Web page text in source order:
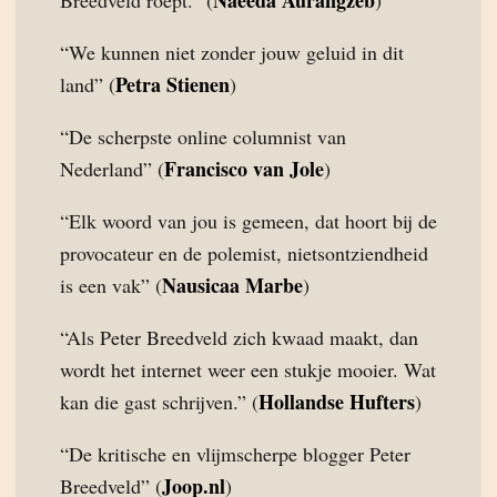
“We kunnen niet zonder jouw geluid in dit
land” (Petra Stienen)
“De scherpste online columnist van
Nederland” (Francisco van Jole)
“Elk woord van jou is gemeen, dat hoort bij de
provocateur en de polemist, nietsontziendheid
is een vak” (Nausicaa Marbe)
“Als Peter Breedveld zich kwaad maakt, dan
wordt het internet weer een stukje mooier. Wat
kan die gast schrijven.” (Hollandse Hufters)
“De kritische en vlijmscherpe blogger Peter
Breedveld” (Joop.nl)